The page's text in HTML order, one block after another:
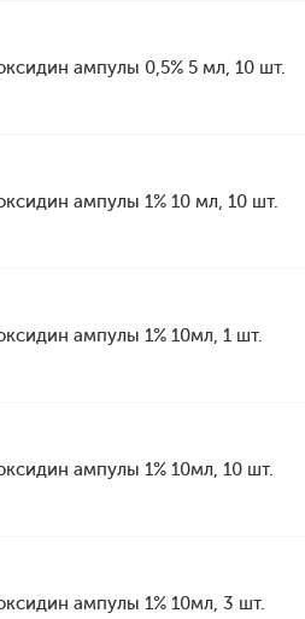
ампулы 0,5% 5 мл, 10 шт.
ампулы 1% 10 мл, 10 шт.
ампулы 1% 10мл, 1 шт.
ампулы 1% 10мл, 10 шт.
ампулы 1% 10мл, 3 шт.